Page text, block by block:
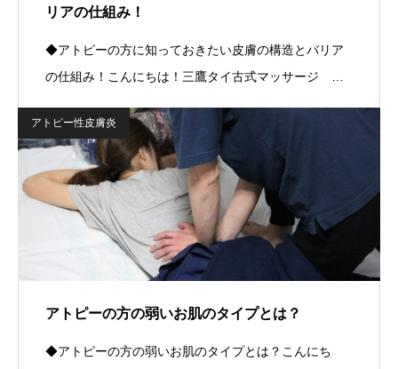
リアの仕組み！
◆アトピーの方に知っておきたい皮膚の構造とバリア
の仕組み！こんにちは！三鷹タイ古式マッサージ …
アトピー性皮膚炎
アトピーの方の弱いお肌のタイプとは？
◆アトピーの方の弱いお肌のタイプとは？こんにち